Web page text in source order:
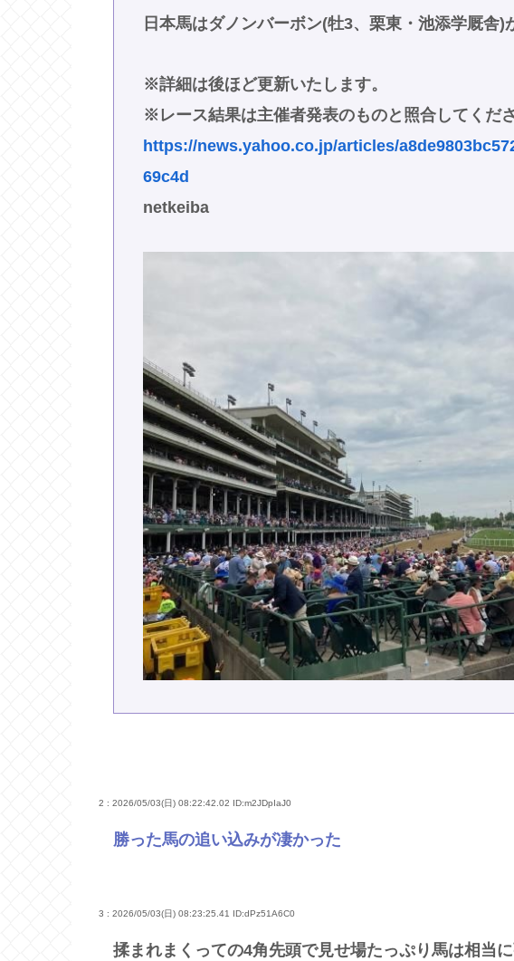
日本馬はダノンバーボン(牡3、栗東・池添学厩舎)
※詳細は後ほど更新いたします。
※レース結果は主催者発表のものと照合してくださ
https://news.yahoo.co.jp/articles/
69c4d
netkeiba
2 : 2026/05/03(日) 08:22:42.02 ID:m2JDpIaJ0
勝った馬の追い込みが凄かった
3 : 2026/05/03(日) 08:23:25.41 ID:dPz51A6C0
揉まれまくっての4角先頭で見せ場たっぷり馬は相当